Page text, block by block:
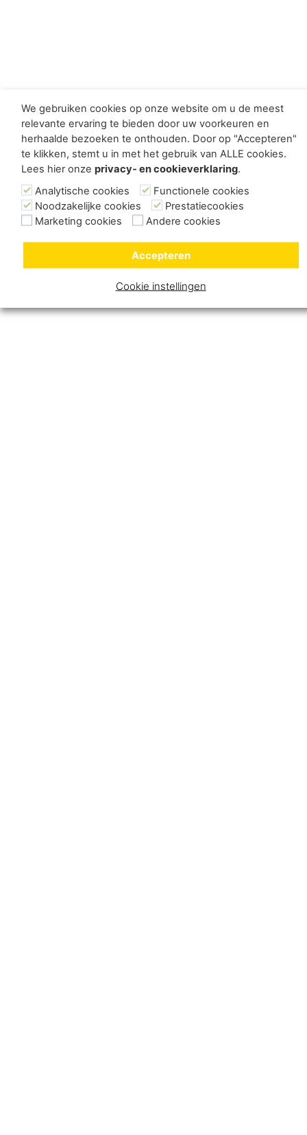
We gebruiken cookies op onze website om u de meest
relevante ervaring te bieden door uw voorkeuren en
herhaalde bezoeken te onthouden. Door op "Accepteren"
te klikken, stemt u in met het gebruik van ALLE cookies.
Lees hier onze privacy- en cookieverklaring.
Analytische cookies
Functionele cookies
Noodzakelijke cookies
Prestatiecookies
Marketing cookies
Andere cookies
Cookie instellingen
Accepteren